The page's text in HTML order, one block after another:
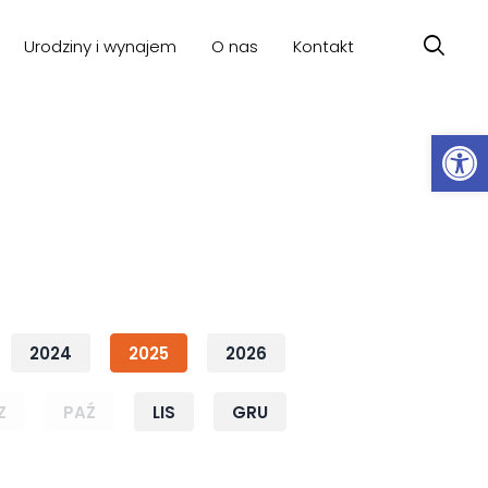
Urodziny i wynajem O nas Kontakt
2024 2025 2026
PAŹ LIS GRU